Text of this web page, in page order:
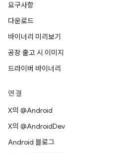
요구사항
다운로드
바이너리 미리보기
공장 출고 시 이미지
드라이버 바이너리
연결
X의 @Android
X의 @AndroidDev
Android 블로그